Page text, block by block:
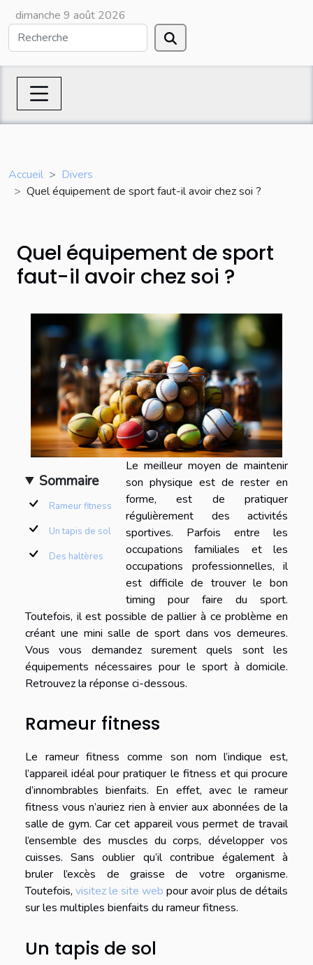
dimanche 9 août 2026
Accueil
Divers
Quel équipement de sport faut-il avoir chez soi ?
Quel équipement de sport
faut-il avoir chez soi ?
Sommaire
Rameur fitness
Un tapis de sol
Des haltères
Le meilleur moyen de maintenir
son physique est de rester en
forme, est de pratiquer
régulièrement des activités
sportives. Parfois entre les
occupations familiales et les
occupations professionnelles, il
est difficile de trouver le bon
timing pour faire du sport.
Toutefois, il est possible de pallier à ce problème en
créant une mini salle de sport dans vos demeures.
Vous vous demandez surement quels sont les
équipements nécessaires pour le sport à domicile.
Retrouvez la réponse ci-dessous.
Rameur fitness
Le rameur fitness comme son nom l’indique est,
l’appareil idéal pour pratiquer le fitness et qui procure
d’innombrables bienfaits. En effet, avec le rameur
fitness vous n’auriez rien à envier aux abonnées de la
salle de gym. Car cet appareil vous permet de travail
l’ensemble des muscles du corps, développer vos
cuisses. Sans oublier qu’il contribue également à
bruler l’excès de graisse de votre organisme.
Toutefois, visitez le site web pour avoir plus de détails
sur les multiples bienfaits du rameur fitness.
Un tapis de sol